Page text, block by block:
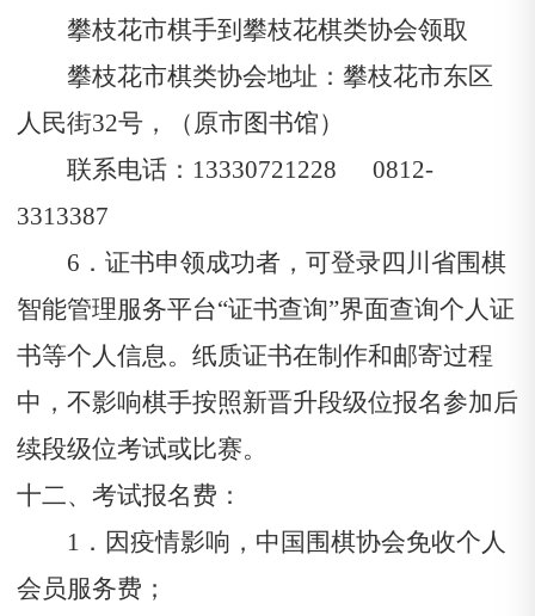
攀枝花市棋手到攀枝花棋类协会领取
攀枝花市棋类协会地址：攀枝花市东区
人民街32号，（原市图书馆）
联系电话：13330721228
0812-
3313387
6．证书申领成功者，可登录四川省围棋
智能管理服务平台“证书查询”界面查询个人证
书等个人信息。纸质证书在制作和邮寄过程
中，不影响棋手按照新晋升段级位报名参加后
续段级位考试或比赛。
十二、考试报名费：
1．因疫情影响，中国围棋协会免收个人
会员服务费；